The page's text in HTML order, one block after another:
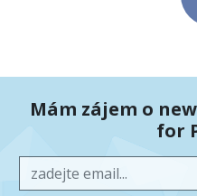
Mám zájem o
for